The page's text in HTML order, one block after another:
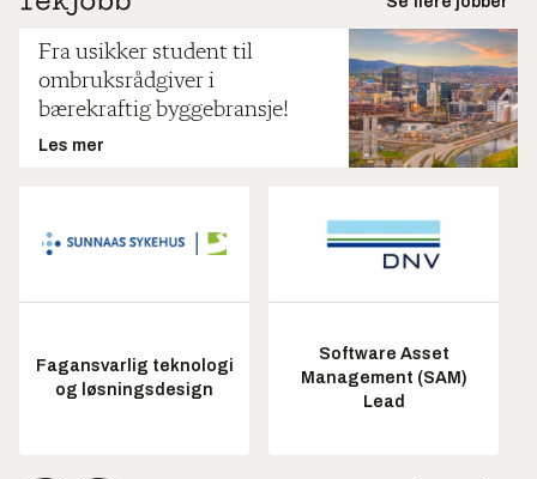
Fra usikker student til
ombruksrådgiver i
bærekraftig byggebransje!
Les mer
Fagansvarlig teknologi
og løsningsdesign
Software Asset
Management (SAM)
Lead